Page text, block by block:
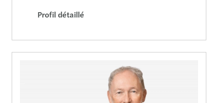
Profil détaillé